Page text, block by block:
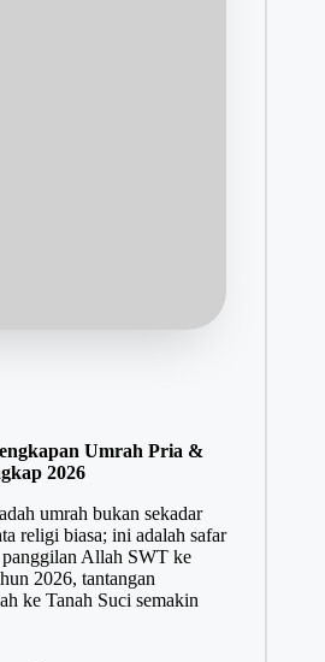
Umrah Pria &
2026
umrah bukan sekadar
religi biasa; ini adalah safar
Allah SWT ke
2026, tantangan
ke Tanah Suci semakin